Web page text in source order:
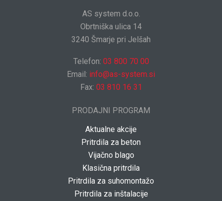
AS system d.o.o.
Obrtniška ulica 14
3240 Šmarje pri Jelšah
Telefon: 03 800 70 00
Email: info@as-system.si
Fax: 03 810 16 31
PRODAJNI PROGRAM
Aktualne akcije
Pritrdila za beton
Vijačno blago
Klasična pritrdila
Pritrdila za suhomontažo
Pritrdila za inštalacije